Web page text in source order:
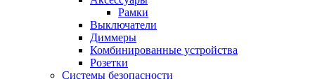
Рамки
Выключатели
Диммеры
Комбинированные устройства
Розетки
Системы безопасности